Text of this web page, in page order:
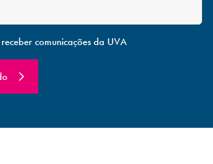
comunicações da UVA